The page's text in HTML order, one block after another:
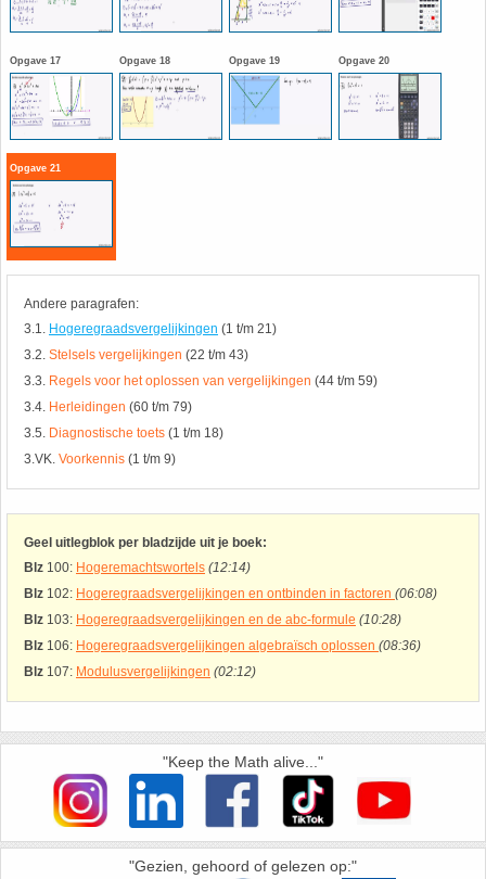
Opgave 17 Opgave 18 Opgave 19 Opgave 20
Opgave 21
Andere paragrafen:
3.1. Hogeregraadsvergelijkingen (1 t/m 21)
3.2. Stelsels vergelijkingen (22 t/m 43)
3.3. Regels voor het oplossen van vergelijkingen (44 t/m 59)
3.4. Herleidingen (60 t/m 79)
3.5. Diagnostische toets (1 t/m 18)
3.VK. Voorkennis (1 t/m 9)
Geel uitlegblok per bladzijde uit je boek:
Blz 100: Hogeremachtswortels (12:14)
Blz 102: Hogeregraadsvergelijkingen en ontbinden in factoren (06:08)
Blz 103: Hogeregraadsvergelijkingen en de abc-formule (10:28)
Blz 106: Hogeregraadsvergelijkingen algebraïsch oplossen (08:36)
Blz 107: Modulusvergelijkingen (02:12)
"Keep the Math alive..."
"Gezien, gehoord of gelezen op:"
VWO
(Nog geen toetsen)
19. Omtrek cirkel
20. Oppervlakte cilinder
21. Oppervlakte cirkel
22. Oppervlakte driehoek
23. Oppervlakte kegel
26. Pi
27. Priemgetallen
28. Procenten
29. Romeinse cijfers
30. Sinus
31. Sinusregel
32. Standaarddeviatie
33. Stelling van fermat
34. Stelling van Pythagoras